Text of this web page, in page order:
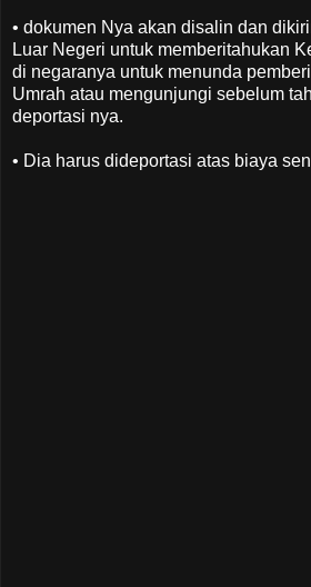
• dokumen Nya akan disalin dan
Luar Negeri untuk memberitahukan
di negaranya untuk menunda
Umrah atau mengunjungi sebelum
deportasi nya.
• Dia harus dideportasi atas biaya